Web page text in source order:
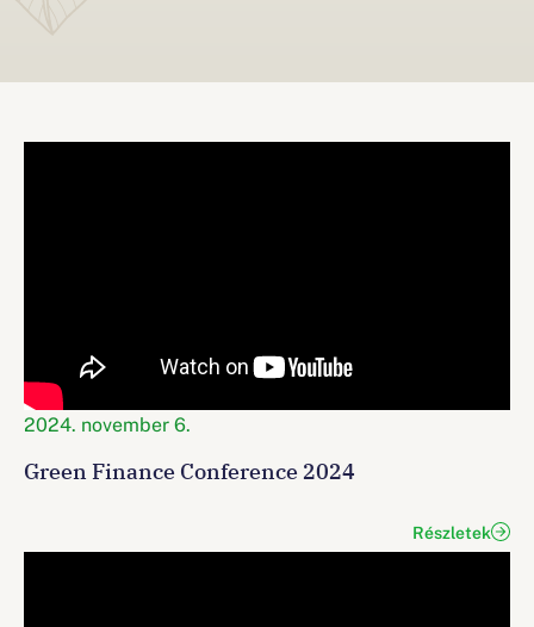
2024. november 6.
Green Finance Conference 2024
Részletek